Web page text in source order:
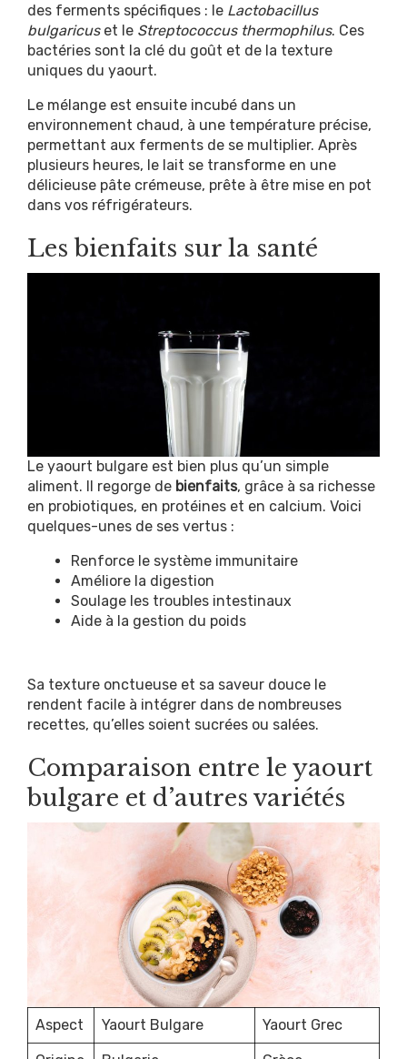
des ferments spécifiques : le Lactobacillus
bulgaricuset le Streptococcus thermophilus. Ces
bactéries sont la clé du goût et de la texture
uniques du yaourt.
Le mélange est ensuite incubé dans un
environnement chaud, à une température précise,
permettant aux ferments de se multiplier. Après
plusieurs heures, le lait se transforme en une
délicieuse pâte crémeuse, prête à être mise en pot
dans vos réfrigérateurs.
Les bienfaits sur la santé
Le yaourt bulgare est bien plus qu’un simple
aliment. Il regorge de bienfaits, grâce à sa richesse
en probiotiques, en protéines et en calcium. Voici
quelques-unes de ses vertus :
Renforce le système immunitaire
Améliore la digestion
Soulage les troubles intestinaux
Aide à la gestion du poids
Sa texture onctueuse et sa saveur douce le
rendent facile à intégrer dans de nombreuses
recettes, qu’elles soient sucrées ou salées.
Comparaison entre le yaourt
bulgare et d’autres variétés
Aspect Yaourt Bulgare Yaourt Grec